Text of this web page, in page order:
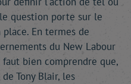
question porte sur le
En termes de
du New Labour
bien comprendre que,
Tony Blair, les